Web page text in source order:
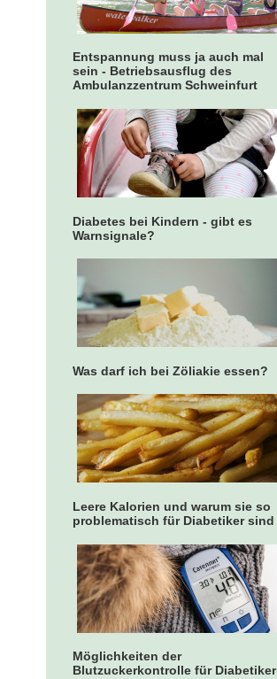
Entspannung muss ja auch mal
sein - Betriebsausflug des
Ambulanzzentrum Schweinfurt
Diabetes bei Kindern - gibt es
Warnsignale?
Was darf ich bei Zöliakie essen?
Leere Kalorien und warum sie so
problematisch für Diabetiker sind
Möglichkeiten der
Blutzuckerkontrolle für Diabetiker